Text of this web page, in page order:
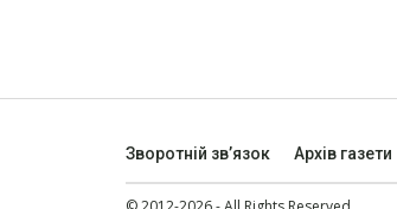
Зворотній зв’язок Архів газети